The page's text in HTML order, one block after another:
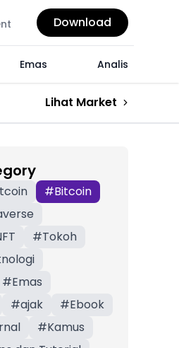
Download
Emas Analis
Lihat Market
#Bitcoin
#Tokoh
#Emas
#ajak #Ebook
#Kamus